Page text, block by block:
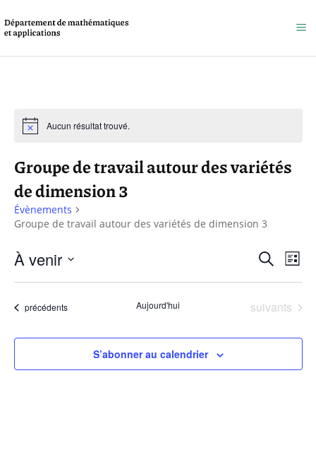
Aucun résultat trouvé.
Groupe de travail autour des variétés
de dimension 3
Évènements
Groupe de travail autour des variétés de dimension 3
et
de
Recherche
de
Liste
À venir
Sélectionnez
date.
Évènements
précédents Aujourd'hui Évènements
suivants
S’abonner au calendrier